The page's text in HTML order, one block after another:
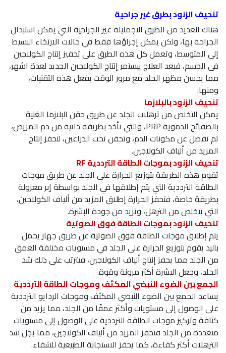
تنحيف الزنود بطرق غير جراحية
هناك العديد من الطرق التجمليلة غير الجراحية التي يمكن استبدال
الجراحة بها، ولكن يمكن إجراؤها فقط في حالات الارتخاء البسيط
إلى المتوسط، وتعمل كل هذه الطرق على تحفيز إنتاج الكولاجين
في الجسم، فبعد العلاج ييستمر إنتاج الكولاجين الجديد لعدة اشهر،
مما يحسن مظهر الجلد مع مرور الوقت بفعل هذه التقنيات،
ومنها:
تنحيف الزنود بالبلازما
يمكن التخلص من ترهلات الجلد عن طريق حقن البلازما الغنية
بالصفائح الدموية PRP، والتي تأخذ بطريقة ذاتية من دم المريض،
ثم تفصل عن مكونات الدم، وتحقن تحت الذراعين، لتحفز إنتاج
المزيد من ألياف الكولاجين.
تنحيف الزنود بموجات الطاقة الترددية RF
تقوم هذه الطريقة بتوزيع الحرارة على الجلد عن طريق موجات
الطاقة الترددية التي يتم إطلاقها في الجلد بواسطة إبر معزولة
بطريقة خاصة، فتحفز الحرارة إطلاق المزيد من ألياف الكولاجين،
التي تتخلص من الترهل، وتزيد من جودة البشرة.
تنحيف الزنود بموجات الطاقة فوق الصوتية
يتم إطلاق موجات الطاقة فوق الصوتية عن طريق جهاز يحمل
باليد يقوم بتوزيع الحرارة على الجلد في مستويات مختلفة العمق
من الجلد مما يحفز إنتاج ألياف الكولاجين، فيترتب على ذلك شد
الجلد، وجعل البشرة أكثر مرونة وقوة.
الجمع بين الضوء النبضي المكثف وموجات الطاقة الترددية
يساعد الجمع بين الضوء النبضي المكثف وموجات الردايو الترددية
على الوصول إلى مستويات وأكثر عمقًا من الجلد، مما يزيد من
كثافة وتركيز موجات الطاقة الترددية على الوصول إلى مستويات
متعددة من الجلد فتحفز المزيد من ألياف الكولاجين، مما يجل شد
الترهلات أكثر كفاءة، كما يحفز الاستجابة الطبيعية للشفاء.